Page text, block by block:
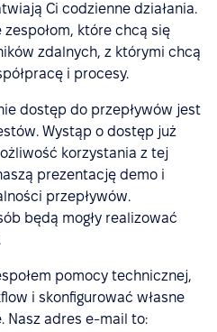
Ci codzienne działania.
zespołom, które chcą się
zdalnych, z którymi chcą
i procesy.
dostęp do przepływów jest
Wystąp o dostęp już
korzystania z tej
prezentację demo i
przepływów.
będą mogły realizować
pomocy technicznej,
i skonfigurować własne
Nasz adres e-mail to: